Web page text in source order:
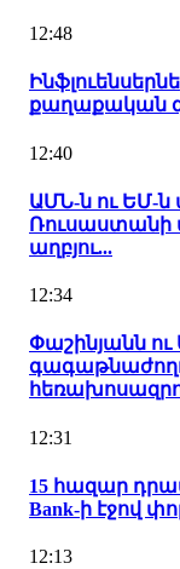
12:48
քաղաքական
12:40
ԱՄՆ-ն ու ԵՄ-
Ռուսաստանի
աղբյու...
12:34
Փաշինյանն
12:31
15 հազար
Bank-ի էջով
12:13